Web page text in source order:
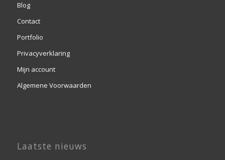
Blog
Contact
Portfolio
Privacyverklaring
Mijn account
Algemene Voorwaarden
Laatste nieuws